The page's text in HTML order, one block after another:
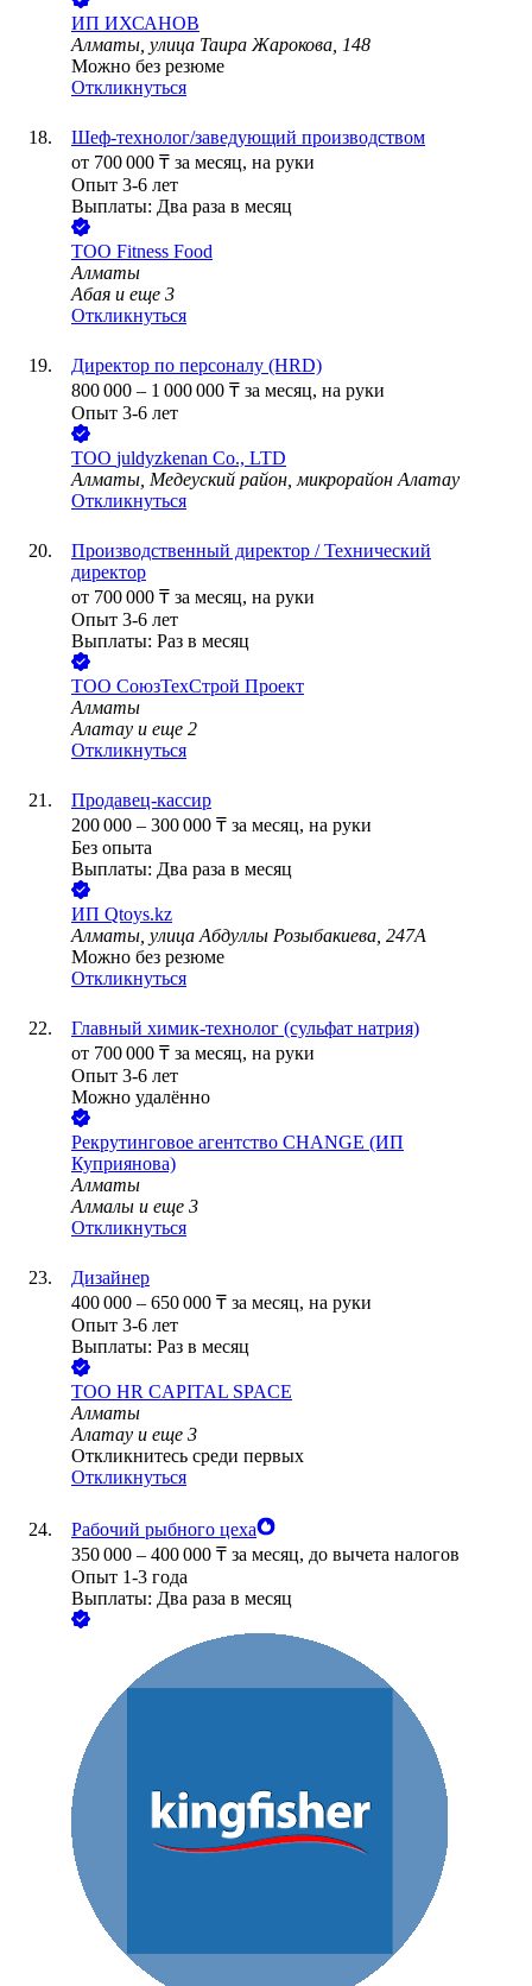
ИП ИХСАНОВ
Алматы, улица Таира Жарокова, 148
Можно без резюме
Откликнуться
Шеф-технолог/заведующий производством
от 700 000 ₸ за месяц, на руки
Опыт 3-6 лет
Выплаты: Два раза в месяц
ТОО Fitness Food
Алматы
Абая и еще 3
Откликнуться
Директор по персоналу (HRD)
800 000 – 1 000 000 ₸ за месяц, на руки
Опыт 3-6 лет
ТОО juldyzkenan Co., LTD
Алматы, Медеуский район, микрорайон Алатау
Откликнуться
Производственный директор / Технический
директор
от 700 000 ₸ за месяц, на руки
Опыт 3-6 лет
Выплаты: Раз в месяц
ТОО СоюзТехСтрой Проект
Алматы
Алатау и еще 2
Откликнуться
Продавец-кассир
200 000 – 300 000 ₸ за месяц, на руки
Без опыта
Выплаты: Два раза в месяц
ИП Qtoys.kz
Алматы, улица Абдуллы Розыбакиева, 247А
Можно без резюме
Откликнуться
Главный химик-технолог (сульфат натрия)
от 700 000 ₸ за месяц, на руки
Опыт 3-6 лет
Можно удалённо
Рекрутинговое агентство CHANGE (ИП
Куприянова)
Алматы
Алмалы и еще 3
Откликнуться
Дизайнер
400 000 – 650 000 ₸ за месяц, на руки
Опыт 3-6 лет
Выплаты: Раз в месяц
ТОО HR CAPITAL SPACE
Алматы
Алатау и еще 3
Откликнитесь среди первых
Откликнуться
Рабочий рыбного цеха
350 000 – 400 000 ₸ за месяц, до вычета налогов
Опыт 1-3 года
Выплаты: Два раза в месяц